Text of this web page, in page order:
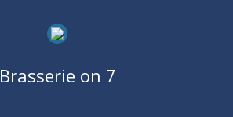
Brasserie on 7